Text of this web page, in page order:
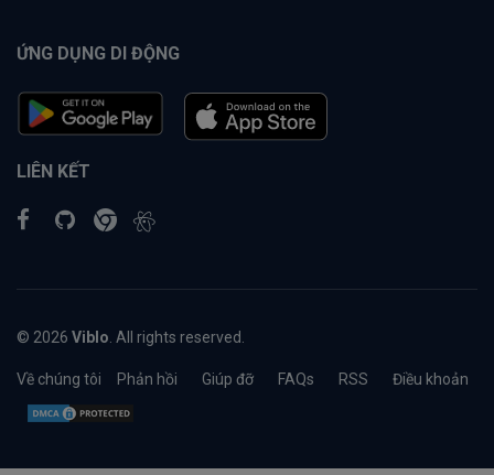
ỨNG DỤNG DI ĐỘNG
LIÊN KẾT
© 2026 Viblo . All rights reserved.
Về chúng tôi Phản hồi Giúp đỡ FAQs RSS Điều khoản